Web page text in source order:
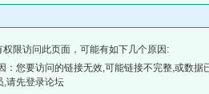
限访问此页面，可能有如下几个原因:
：您要访问的链接无效,可能链接不完整,或数据
,请先登录论坛